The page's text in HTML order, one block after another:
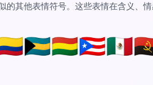
的其他表情符号。这些表情在含义、
🇧🇸🇧🇴🇵🇷🇲🇽